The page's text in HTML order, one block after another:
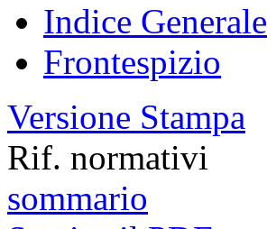
Indice Generale
Frontespizio
Versione Stampa
Rif. normativi
sommario